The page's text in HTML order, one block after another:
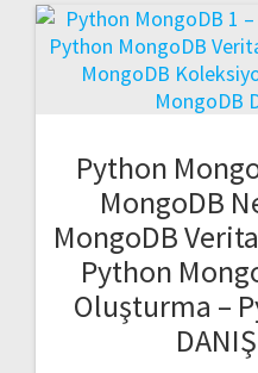
Python
MongoDB
MongoDB
Python
Oluşturma –